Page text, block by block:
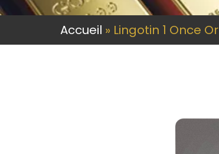
Accueil » Lingotin 1 Once Or